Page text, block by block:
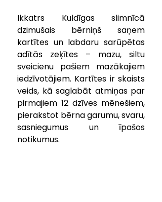
Ikkatrs Kuldīgas slimnīcā
dzimušais bērniņš saņem
kartītes un labdaru sarūpētas
adītās zeķītes – mazu, siltu
sveicienu pašiem mazākajiem
iedzīvotājiem. Kartītes ir skaists
veids, kā saglabāt atmiņas par
pirmajiem 12 dzīves mēnešiem,
pierakstot bērna garumu, svaru,
sasniegumus un īpašos
notikumus.